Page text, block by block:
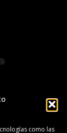
como las